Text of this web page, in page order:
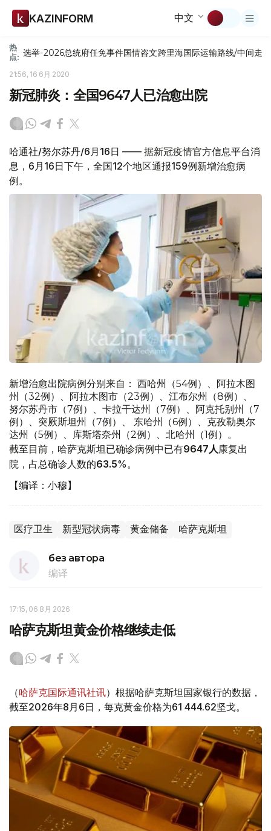
KAZINFORM 中文
热
点: 选举-2026总统府任免事件国情咨文跨里海国际运输路线/中间走廊
21:56, 16 6月 2020
新冠肺炎：全国9647人已治愈出院
哈通社/努尔苏丹/6月16日 —— 据新冠疫情官方信息平台消
息，6月16日下午，全国12个地区通报159例新增治愈病
例。
新增治愈出院病例分别来自： 西哈州（54例）、阿拉木图
州（32例）、阿拉木图市（23例）、江布尔州（8例）、
努尔苏丹市（7例）、卡拉干达州（7例）、阿克托别州（7
例）、突厥斯坦州（7例）、 东哈州（6例）、克孜勒奥尔
达州（5例）、库斯塔奈州（2例）、北哈州（1例）。
截至目前，哈萨克斯坦已确诊病例中已有9647人康复出
院，占总确诊人数的63.5%。
【编译：小穆】
医疗卫生 新型冠状病毒 黄金储备 哈萨克斯坦
без автора
编译
17:15, 06 8月 2026
哈萨克斯坦黄金价格继续走低
（哈萨克国际通讯社讯）根据哈萨克斯坦国家银行的数据，
截至2026年8月6日，每克黄金价格为61 444.62坚戈。